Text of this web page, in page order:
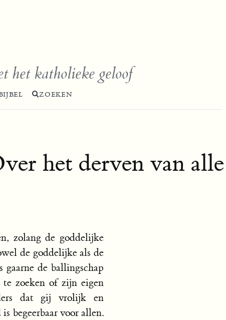
het katholieke geloof
ZOEKEN
het derven van
zolang de goddelijke
de goddelijke als de
de ballingschap
zoeken of zijn eigen
dat gij vrolijk en
begeerbaar voor allen.